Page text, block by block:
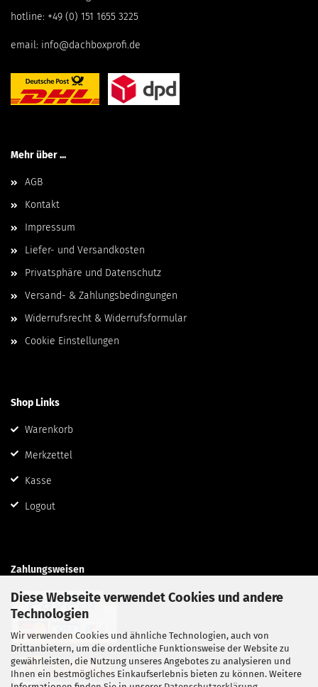
Diese Webseite verwendet Cookies und andere
Technologien
Wir verwenden Cookies und ähnliche Technologien, auch von
Drittanbietern, um die ordentliche Funktionsweise der Website zu
gewährleisten, die Nutzung unseres Angebotes zu analysieren und
Ihnen ein bestmögliches Einkaufserlebnis bieten zu können. Weitere
hotline: +49 (0) 151 1655 3225
email: info@dachboxprofi.de
Mehr über ...
AGB
Kontakt
Impressum
Liefer- und Versandkosten
Privatsphäre und Datenschutz
Versand- & Zahlungsbedingungen
Widerrufsrecht & Widerrufsformular
Cookie Einstellungen
Shop Links
Warenkorb
Merkzettel
Kasse
Logout
Zahlungsweisen